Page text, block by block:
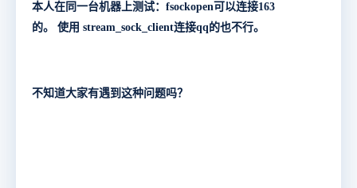
本人在同一台机器上测试：fsockopen可以连接163
的。 使用 stream_sock_client连接qq的也不行。
不知道大家有遇到这种问题吗？